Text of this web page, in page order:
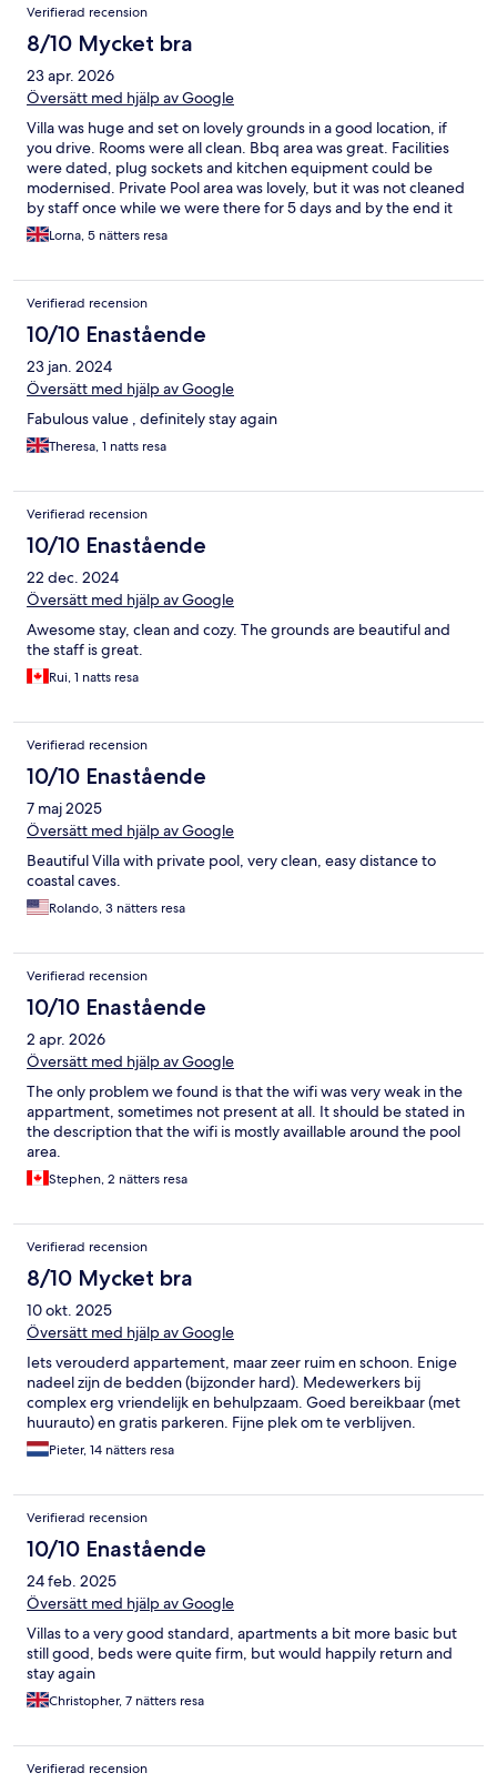
Verifierad recension
8/10 Mycket bra
23 apr. 2026
Översätt med hjälp av Google
Villa was huge and set on lovely grounds in a good location, if
you drive. Rooms were all clean. Bbq area was great. Facilities
were dated, plug sockets and kitchen equipment could be
modernised. Private Pool area was lovely, but it was not cleaned
by staff once while we were there for 5 days and by the end it
was green on the steps and the edges with the same little bugs
floating around for 3 days. That aside, I would stay there again
Lorna, 5 nätters resa
Verifierad recension
10/10 Enastående
23 jan. 2024
Översätt med hjälp av Google
Fabulous value , definitely stay again
Theresa, 1 natts resa
Verifierad recension
10/10 Enastående
22 dec. 2024
Översätt med hjälp av Google
Awesome stay, clean and cozy. The grounds are beautiful and
the staff is great.
Rui, 1 natts resa
Verifierad recension
10/10 Enastående
7 maj 2025
Översätt med hjälp av Google
Beautiful Villa with private pool, very clean, easy distance to
coastal caves.
Rolando, 3 nätters resa
Verifierad recension
10/10 Enastående
2 apr. 2026
Översätt med hjälp av Google
The only problem we found is that the wifi was very weak in the
appartment, sometimes not present at all. It should be stated in
the description that the wifi is mostly availlable around the pool
area.
Stephen, 2 nätters resa
Verifierad recension
8/10 Mycket bra
10 okt. 2025
Översätt med hjälp av Google
Iets verouderd appartement, maar zeer ruim en schoon. Enige
nadeel zijn de bedden (bijzonder hard). Medewerkers bij
complex erg vriendelijk en behulpzaam. Goed bereikbaar (met
huurauto) en gratis parkeren. Fijne plek om te verblijven.
Pieter, 14 nätters resa
Verifierad recension
10/10 Enastående
24 feb. 2025
Översätt med hjälp av Google
Villas to a very good standard, apartments a bit more basic but
still good, beds were quite firm, but would happily return and
stay again
Christopher, 7 nätters resa
Verifierad recension